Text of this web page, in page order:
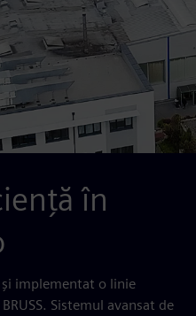
în
implementat o linie
Sistemul avansat de